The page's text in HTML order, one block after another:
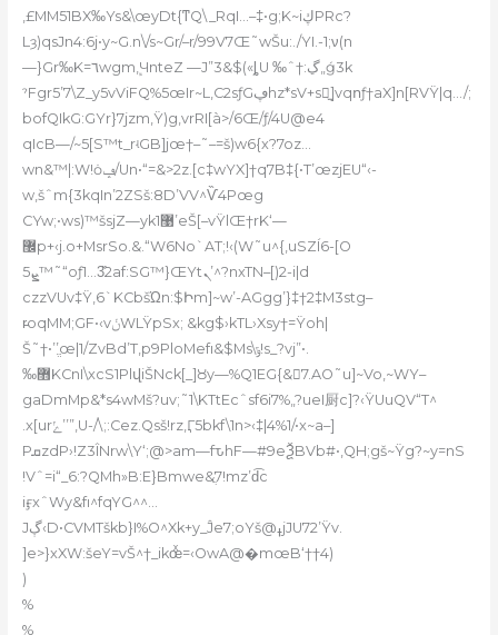
‚£MM51BX‰Ys&\œyDt{ͳQ\_RqI…–‡•g;K~iڮPRc?
Lȝ)qsJn4:6j•y~G.n\/s~Gr/–r/99V7Œ˜wŠu:./YI.-1;ν(n
—}Gr‰K=٦wgmܾ,ЧnteZ —J”3&$(«ȴU ‰ˆ†:ڲ„ǵ3k
ˀFgr5’7\Z_y5vViFQ%5œIr~L,C2sƒGڥhz*sV+s̫]vqոƒ†aX]n[RVŸ|q…/;
bofQIkG:GYr}7jzm,Ÿ)g,vrRI[à>/6Œ/ƒ/4U@e4
qIcB—/~5[S™t_rʵGB]jœ†–˜–=š)w6{x?7oz…
wn&™|:W!ȯݡ/Un•“=&>2z.[c‡wYX]†q7B‡{•T’œzjEU“‹-
w,šˆm{3kqIn’2ZSš:8D’VV^Ѷ4Pœg
CYw;•ws)™šsjZ—yk޹1’eŠ[–vŸlŒ†rK‘—
޼p+‹j.o+MsrSo.&.“W6No`AT;!‹(W˜u^{,uSZÍ6-[O
ܨ5™˜“oƒ1…3̏2af:SG™}ŒYtܢ’^?nxTN–[)2-i|d
czzVUv‡Ÿ,6`KCbšΏn:$Իm]~w’-AGgg’}‡†2‡M3stg–
r̵oqMM;GF•‹vݩWLŸpSx; &kg$›kTL›Xsy†=Ÿoh|
Š˜†•’’ֱœ|1/ZvBd’T,p9PloMefı&$Ms\ݹ!s_?vj”•.
‰޻KCnI\xcS1PlվiŠNck[_]Ȣy—%Q1EG{&7.AO˜u]~Vo‚~WY–
gaDmMp&*s4wMš?uv;˜1\KTtEcˆsf6i7%„?ueI厨c]?‹ŸUuQV“T^
.x[urݺ’’”,U-/\;:Cez.Qsš!rz,Ӷ5bkf\1n>‹‡|4%1/•x~a–]
PܩzdP›!Z3ÎNrw\Y‘;@>am—fԏhF—#9eѮBVb#•‚QH;gš~Ÿg?~y=nS
!Vˆ=i“_6:?QMh»B:E}Bmwe&ֲ7!mz’d͡c
iӻxˆWy&fı^fqYG^^…
Jڳ‹D•CVMTškb}I%O^Xk+y_Ĵe7;oYš@ߪjJU72’Ÿv.
]e>}xXW:šeY=vŠ^†_ikœͯ=‹OwA@�mœB‘††4)
)
%
%